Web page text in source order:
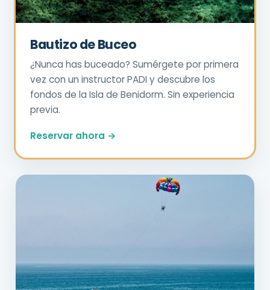
Bautizo de Buceo
¿Nunca has buceado? Sumérgete por primera
vez con un instructor PADI y descubre los
fondos de la Isla de Benidorm. Sin experiencia
previa.
Reservar ahora →